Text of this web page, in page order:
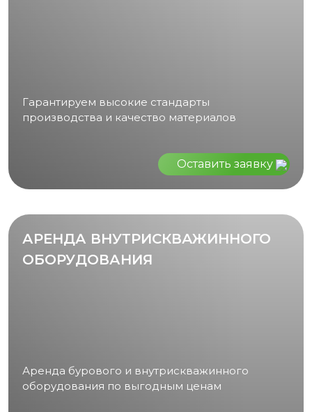
Гарантируем высокие стандарты
производства и качество материалов
Оставить заявку
АРЕНДА ВНУТРИСКВАЖИННОГО
ОБОРУДОВАНИЯ
Аренда бурового и внутрискважинного
оборудования по выгодным ценам